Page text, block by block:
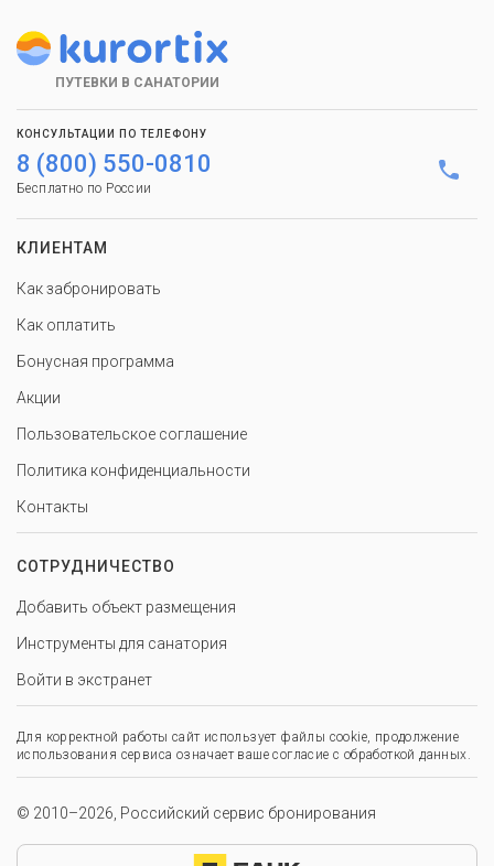
ПУТЕВКИ В САНАТОРИИ
КОНСУЛЬТАЦИИ ПО ТЕЛЕФОНУ
8 (800) 550-0810
Бесплатно по России
КЛИЕНТАМ
Как забронировать
Как оплатить
Бонусная программа
Акции
Пользовательское соглашение
Политика конфиденциальности
Контакты
СОТРУДНИЧЕСТВО
Добавить объект размещения
Инструменты для санатория
Войти в экстранет
Для корректной работы сайт использует файлы cookie, продолжение
использования сервиса означает ваше согласие с обработкой данных.
© 2010–2026, Российский сервис бронирования